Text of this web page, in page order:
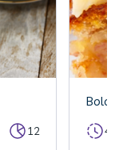
12
Bolo